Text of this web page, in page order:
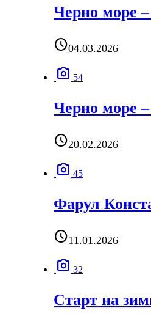
Черно море
schedule04.03.2026
photo_camera 54
Черно море
schedule20.02.2026
photo_camera 45
Фарул
schedule11.01.2026
photo_camera 32
Старт на